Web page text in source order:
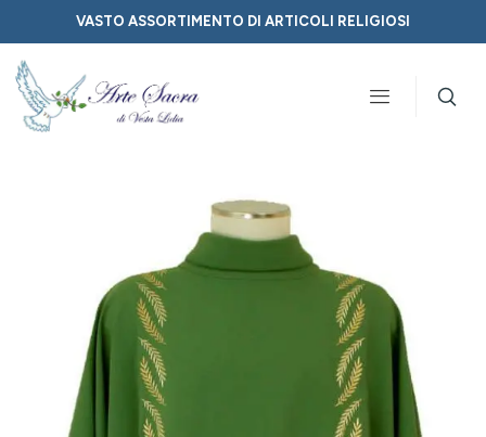
VASTO ASSORTIMENTO DI ARTICOLI RELIGIOSI